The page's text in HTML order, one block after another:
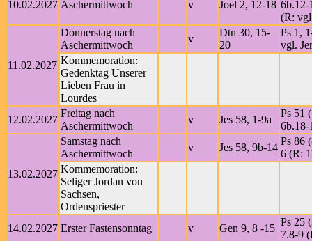
10.02.2027 Aschermittwoch v Joel 2, 12-18 6b.12-
(R:
11.02.2027
Donnerstag nach
Aschermittwoch
v
Dtn 30, 15-
20
Ps 1,
vgl.
Kommemoration:
Gedenktag Unserer
Lieben Frau in
Lourdes
12.02.2027
Freitag nach
Aschermittwoch
v Jes 58, 1-9a
Ps 51
6b.18-
13.02.2027
Samstag nach
Aschermittwoch
v Jes 58, 9b-14
Ps 86
6 (R:
Kommemoration:
Seliger Jordan von
Sachsen,
Ordenspriester
14.02.2027 Erster Fastensonntag v Gen 9, 8 -15
Ps 25
7.8-9